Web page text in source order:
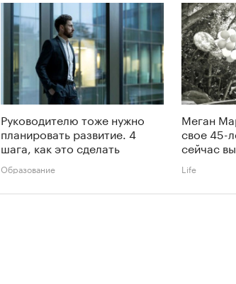
Руководителю тоже нужно
планировать развитие. 4
шага, как это сделать
Образование
Меган
свое 45-
сейчас
Life